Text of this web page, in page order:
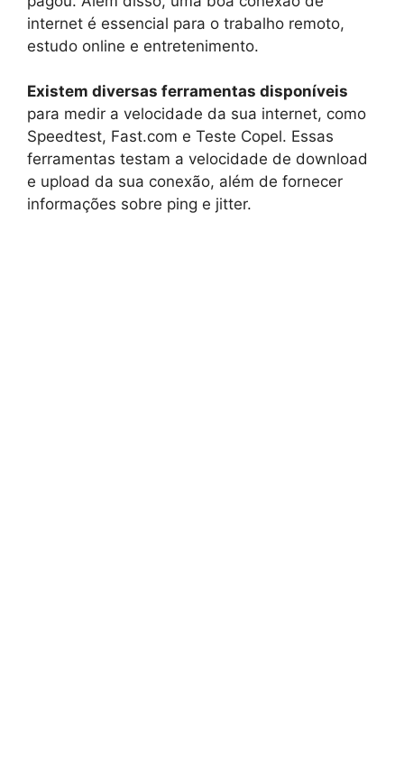
internet é essencial para o trabalho remoto,
estudo online e entretenimento.
Existem diversas ferramentas disponíveis
para medir a velocidade da sua internet, como
Speedtest, Fast.com e Teste Copel. Essas
ferramentas testam a velocidade de download
e upload da sua conexão, além de fornecer
informações sobre ping e jitter.